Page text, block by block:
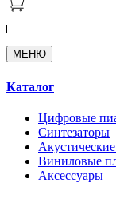
МЕНЮ
Каталог
Цифровые
Синтезаторы
Виниловые
Аксессуары